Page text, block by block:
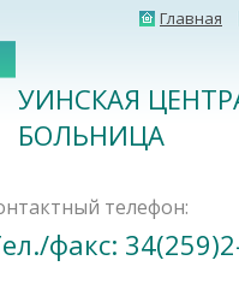
Главная
УИНСКАЯ
БОЛЬНИЦА
телефон:
факс: